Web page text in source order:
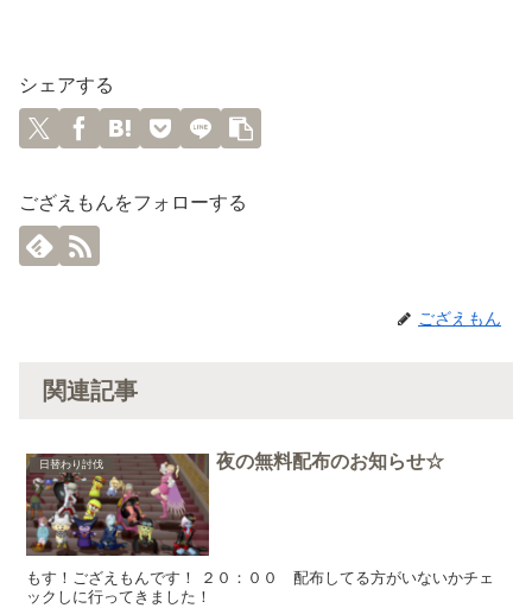
シェアする
ござえもんをフォローする
ござえもん
関連記事
日替わり討伐 夜の無料配布のお知らせ☆
もす！ござえもんです！ ２０：００ 配布してる方がいないかチェ
ックしに行ってきました！